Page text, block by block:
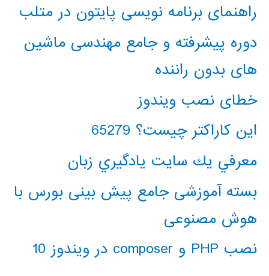
راهنمای برنامه نویسی پایتون در متلب
دوره پیشرفته و جامع مهندسی ماشین
های بدون راننده
خطای نصب ویندوز
این کاراکتر چیست؟ 65279
معرفي يك سايت يادگيري زبان
بسته آموزشی جامع پیش بینی بورس با
هوش مصنوعی
نصب PHP و composer در ویندوز 10